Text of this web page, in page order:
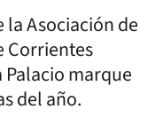
la Asociación de
Corrientes
marque
del año.